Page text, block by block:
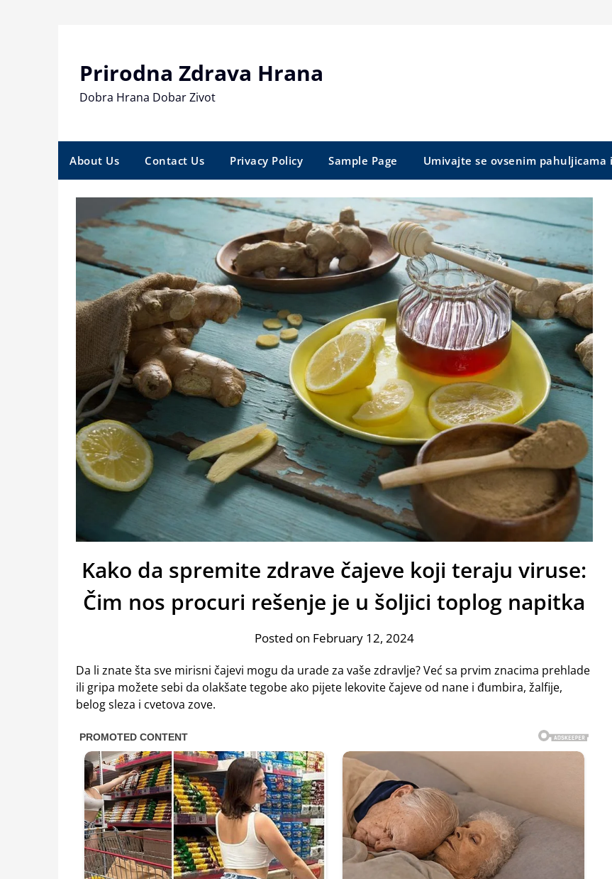
Prirodna Zdrava Hrana
Dobra Hrana Dobar Zivot
About Us Contact Us Privacy Policy Sample Page Umivajte se ovsenim pahuljicama
Kako da spremite zdrave čajeve koji teraju viruse:
Čim nos procuri rešenje je u šoljici toplog napitka
Posted on February 12, 2024
Da li znate šta sve mirisni čajevi mogu da urade za vaše zdravlje? Već sa prvim znacima prehlade
ili gripa možete sebi da olakšate tegobe ako pijete lekovite čajeve od nane i đumbira, žalfije,
belog sleza i cvetova zove.